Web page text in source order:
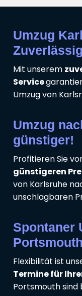
Umzug
Mit unserem
Service
Umzug von
Umzug
günstiger!
Profitieren Sie
günstigeren
von Karlsruhe
unschlagbaren
Spontaner
Flexibilität ist
Termine für
Portsmouth sind